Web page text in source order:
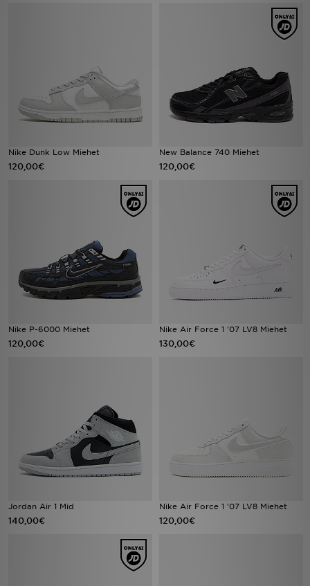
Nike Dunk Low Miehet
120,00€
New Balance 740 Miehet
120,00€
Nike P-6000 Miehet
120,00€
Nike Air Force 1 '07 LV8 Miehet
130,00€
Jordan Air 1 Mid
140,00€
Nike Air Force 1 '07 LV8 Miehet
120,00€